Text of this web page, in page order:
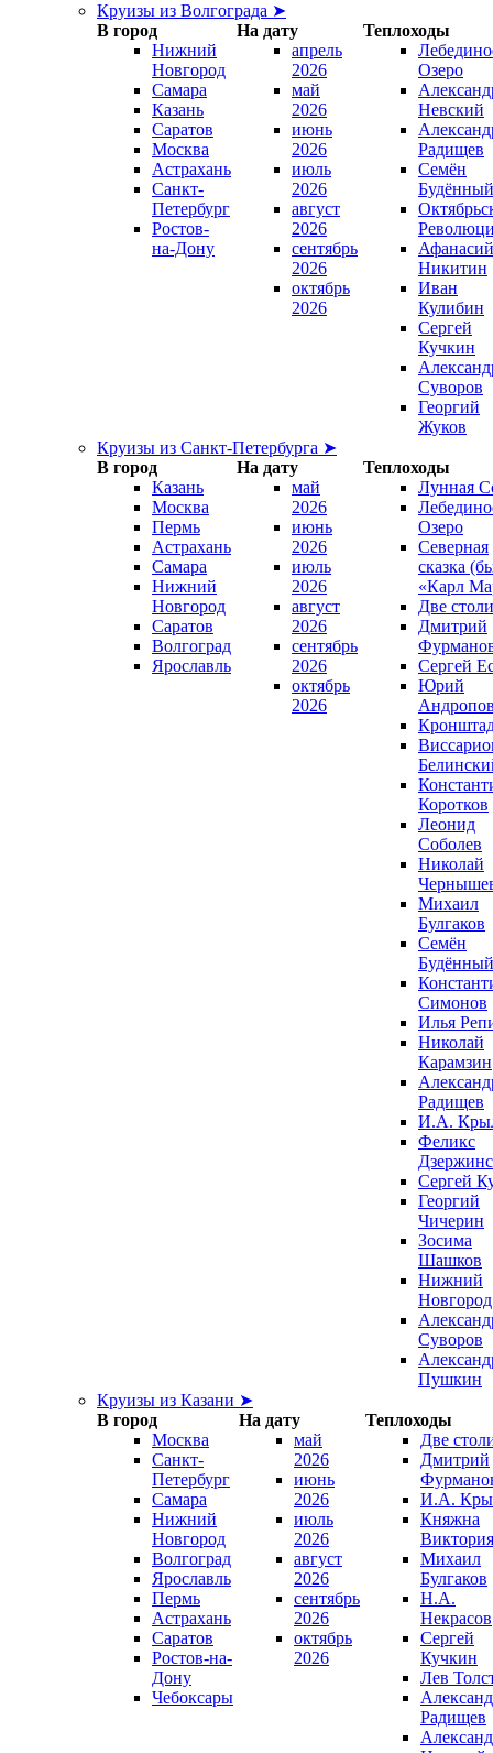
Круизы из Волгограда ➤
В город
На дату
Теплоходы
Нижний
Новгород
Самара
Казань
Саратов
Москва
Астрахань
Санкт-
Петербург
Ростов-
на-Дону
апрель
2026
май
2026
июнь
2026
июль
2026
август
2026
сентябрь
2026
октябрь
2026
Озеро
Невский
Радищев
Семён
Будённый
Афанасий
Никитин
Иван
Кулибин
Сергей
Кучкин
Суворов
Георгий
Жуков
Круизы из Санкт-Петербурга ➤
В город
На дату
Теплоходы
Казань
Москва
Пермь
Астрахань
Самара
Нижний
Новгород
Саратов
Волгоград
Ярославль
май
2026
июнь
2026
июль
2026
август
2026
сентябрь
2026
октябрь
2026
Лунная
Озеро
Северная
сказка
«Карл
Две
Дмитрий
Сергей
Юрий
Коротков
Леонид
Соболев
Николай
Михаил
Булгаков
Семён
Будённый
Симонов
Илья
Николай
Карамзин
Радищев
И.А.
Феликс
Сергей
Георгий
Чичерин
Зосима
Шашков
Нижний
Новгород
Суворов
Пушкин
Круизы из Казани ➤
В город
На дату
Теплоходы
Москва
Санкт-
Петербург
Самара
Нижний
Новгород
Волгоград
Ярославль
Пермь
Астрахань
Саратов
Ростов-на-
Дону
Чебоксары
май
2026
июнь
2026
июль
2026
август
2026
сентябрь
2026
октябрь
2026
Две
Дмитрий
И.А.
Княжна
Виктория
Михаил
Булгаков
Н.А.
Некрасов
Сергей
Кучкин
Лев
Радищев